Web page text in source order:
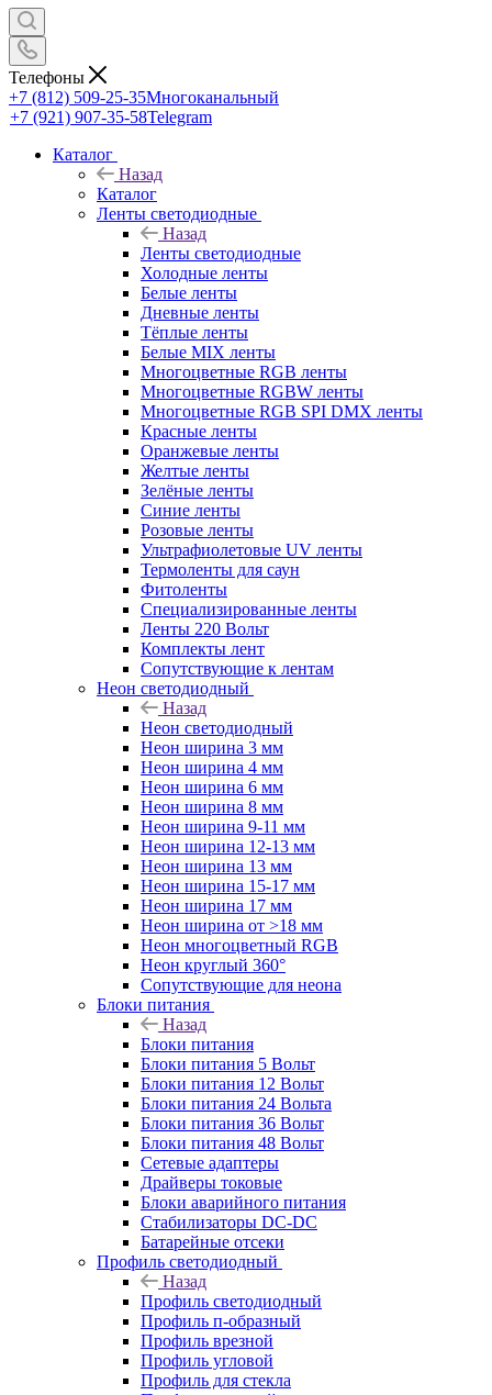
Телефоны
+7 (812) 509-25-35Многоканальный
+7 (921) 907-35-58Telegram
Каталог
Назад
Каталог
Ленты светодиодные
Назад
Ленты светодиодные
Холодные ленты
Белые ленты
Дневные ленты
Тёплые ленты
Белые MIX ленты
Многоцветные RGB ленты
Многоцветные RGBW ленты
Многоцветные RGB SPI DMX ленты
Красные ленты
Оранжевые ленты
Желтые ленты
Зелёные ленты
Синие ленты
Розовые ленты
Ультрафиолетовые UV ленты
Термоленты для саун
Фитоленты
Специализированные ленты
Ленты 220 Вольт
Комплекты лент
Сопутствующие к лентам
Неон светодиодный
Назад
Неон светодиодный
Неон ширина 3 мм
Неон ширина 4 мм
Неон ширина 6 мм
Неон ширина 8 мм
Неон ширина 9-11 мм
Неон ширина 12-13 мм
Неон ширина 13 мм
Неон ширина 15-17 мм
Неон ширина 17 мм
Неон ширина от >18 мм
Неон многоцветный RGB
Неон круглый 360°
Сопутствующие для неона
Блоки питания
Назад
Блоки питания
Блоки питания 5 Вольт
Блоки питания 12 Вольт
Блоки питания 24 Вольта
Блоки питания 36 Вольт
Блоки питания 48 Вольт
Сетевые адаптеры
Драйверы токовые
Блоки аварийного питания
Стабилизаторы DC-DC
Батарейные отсеки
Профиль светодиодный
Назад
Профиль светодиодный
Профиль п-образный
Профиль врезной
Профиль угловой
Профиль для стекла